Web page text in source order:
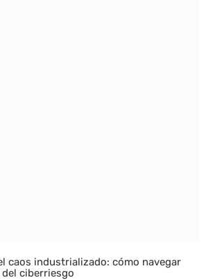
caos industrializado: cómo navegar
ciberriesgo